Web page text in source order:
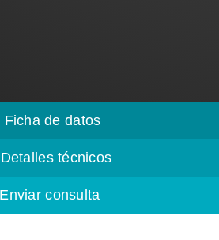
Ficha de datos
Detalles técnicos
Enviar consulta